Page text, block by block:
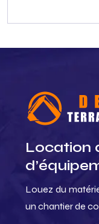
Location
Louez du
un chantier de